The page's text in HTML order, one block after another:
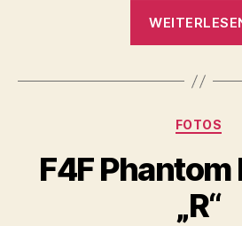
FOTOS
F4F Phantom
„R“